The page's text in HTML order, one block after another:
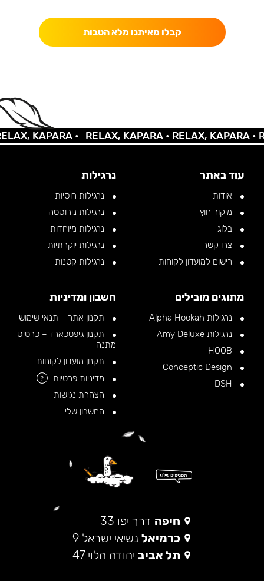
קבלו מאיתנו מלא הטבות
KAPARA • RELAX, KAPARA •RELAX, KAPARA •
עוד באתר
אודות
מיקור חוץ
בלוג
צרו קשר
רישום למועדון לקוחות
נרגילות
נרגילות רוסיות
נרגילות נירוסטה
נרגילות מיוחדות
נרגילות יוקרתיות
נרגילות קטנות
מתוגים מובילים
נרגילות Alpha Hookah
נרגילות Amy Deluxe
חשבון ומדיניות
תקנון אתר – תנאי שימוש
תקנון גיפטכארד – כרטיס
מתנה
תקנון מועדון לקוחות
מדיניות פרטיות
?
הצהרת נגישות
החשבון שלי
חיפה דרך יפו 33
כרמיאל נשיאי ישראל 9
תל אביב יהודה הלוי 47